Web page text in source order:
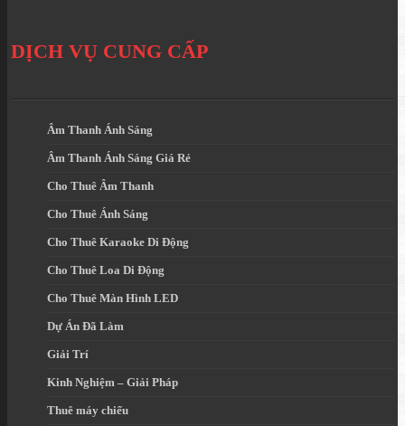
DỊCH VỤ CUNG CẤP
Âm Thanh Ánh Sáng
Âm Thanh Ánh Sáng Giá Rẻ
Cho Thuê Âm Thanh
Cho Thuê Ánh Sáng
Cho Thuê Karaoke Di Động
Cho Thuê Loa Di Động
Cho Thuê Màn Hình LED
Dự Án Đã Làm
Giải Trí
Kinh Nghiệm – Giải Pháp
Thuê máy chiếu